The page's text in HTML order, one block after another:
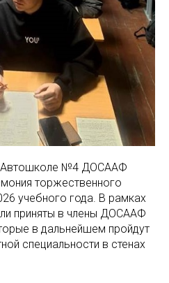
Автошколе №4 ДОСААФ
торжественного
учебного года. В рамках
приняты в члены ДОСААФ
в дальнейшем пройдут
специальности в стенах